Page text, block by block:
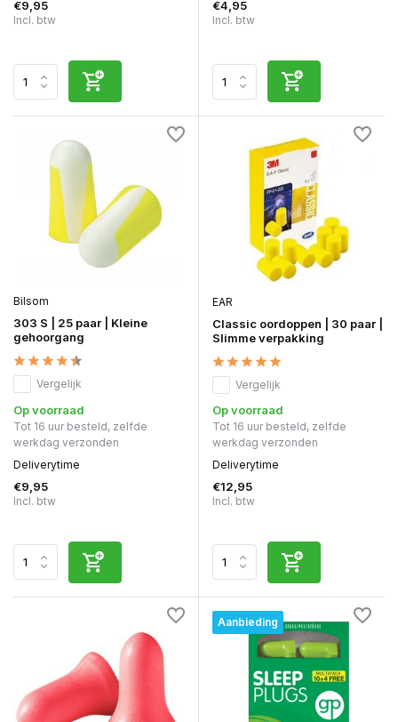
€9,95
Incl. btw
€4,95
Incl. btw
Bilsom
303 S | 25 paar | Kleine
gehoorgang
Vergelijk
Op voorraad
Tot 16 uur besteld, zelfde
werkdag verzonden
Deliverytime
€9,95
Incl. btw
EAR
Classic oordoppen | 30 paar |
Slimme verpakking
Vergelijk
Op voorraad
Tot 16 uur besteld, zelfde
werkdag verzonden
Deliverytime
€12,95
Incl. btw
Aanbieding